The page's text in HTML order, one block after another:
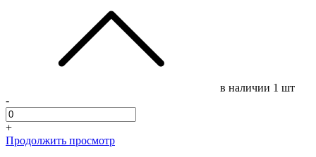
в наличии 1 шт
-
+
Продолжить просмотр